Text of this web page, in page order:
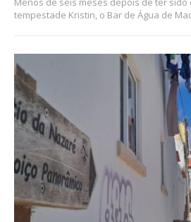
tempestade Kristin, o Bar de Água de